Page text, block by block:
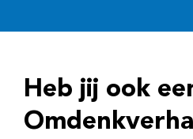
r
e
Heb jij ook